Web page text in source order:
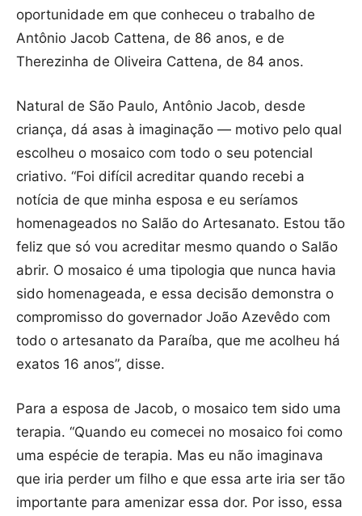
oportunidade em que conheceu o trabalho de
Antônio Jacob Cattena, de 86 anos, e de
Therezinha de Oliveira Cattena, de 84 anos.
Natural de São Paulo, Antônio Jacob, desde
criança, dá asas à imaginação — motivo pelo qual
escolheu o mosaico com todo o seu potencial
criativo. “Foi difícil acreditar quando recebi a
notícia de que minha esposa e eu seríamos
homenageados no Salão do Artesanato. Estou tão
feliz que só vou acreditar mesmo quando o Salão
abrir. O mosaico é uma tipologia que nunca havia
sido homenageada, e essa decisão demonstra o
compromisso do governador João Azevêdo com
todo o artesanato da Paraíba, que me acolheu há
exatos 16 anos”, disse.
Para a esposa de Jacob, o mosaico tem sido uma
terapia. “Quando eu comecei no mosaico foi como
uma espécie de terapia. Mas eu não imaginava
que iria perder um filho e que essa arte iria ser tão
importante para amenizar essa dor. Por isso, essa